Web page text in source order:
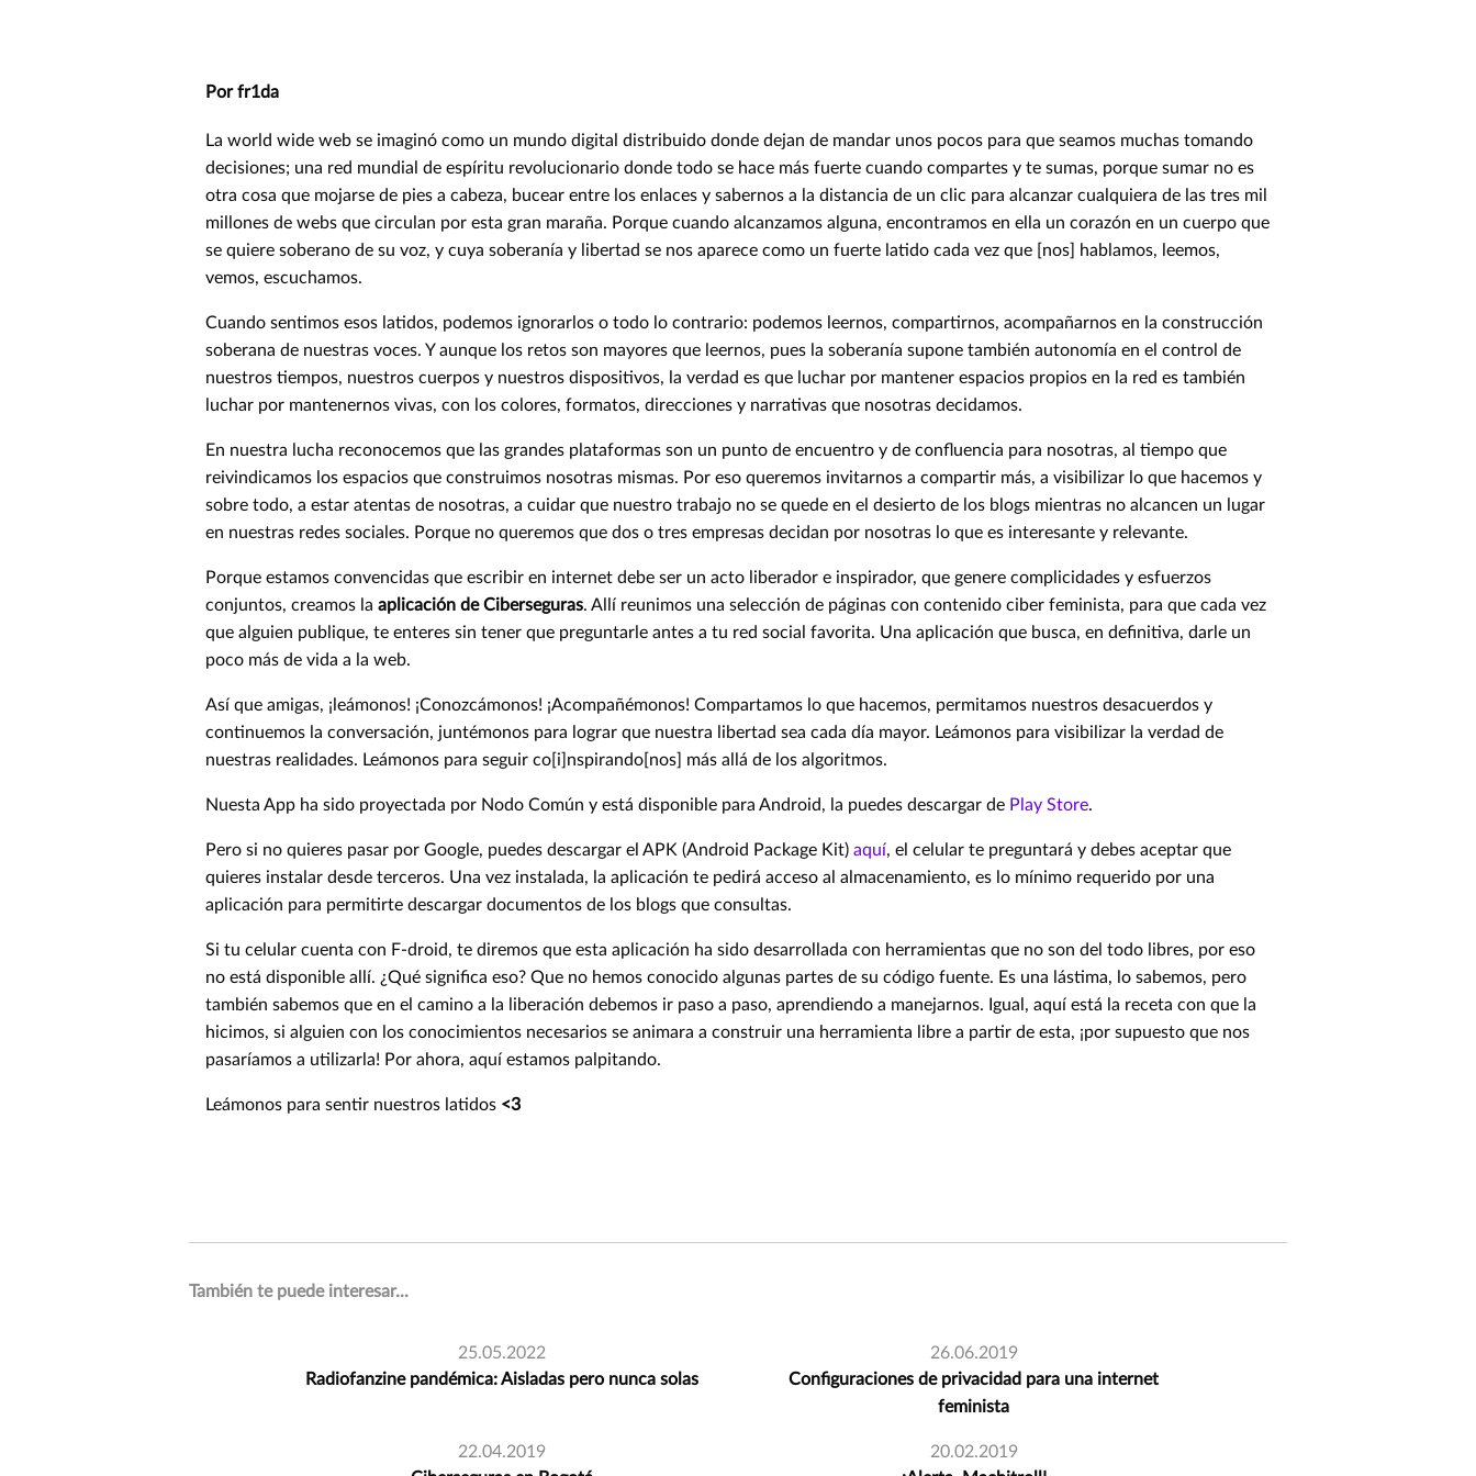
Por fr1da
La world wide web se imaginó como un mundo digital distribuido donde dejan de mandar unos pocos para que seamos muchas tomando
decisiones; una red mundial de espíritu revolucionario donde todo se hace más fuerte cuando compartes y te sumas, porque sumar no es
otra cosa que mojarse de pies a cabeza, bucear entre los enlaces y sabernos a la distancia de un clic para alcanzar cualquiera de las tres mil
millones de webs que circulan por esta gran maraña. Porque cuando alcanzamos alguna, encontramos en ella un corazón en un cuerpo que
se quiere soberano de su voz, y cuya soberanía y libertad se nos aparece como un fuerte latido cada vez que [nos] hablamos, leemos,
vemos, escuchamos.
Cuando sentimos esos latidos, podemos ignorarlos o todo lo contrario: podemos leernos, compartirnos, acompañarnos en la construcción
soberana de nuestras voces. Y aunque los retos son mayores que leernos, pues la soberanía supone también autonomía en el control de
nuestros tiempos, nuestros cuerpos y nuestros dispositivos, la verdad es que luchar por mantener espacios propios en la red es también
luchar por mantenernos vivas, con los colores, formatos, direcciones y narrativas que nosotras decidamos.
En nuestra lucha reconocemos que las grandes plataformas son un punto de encuentro y de confluencia para nosotras, al tiempo que
reivindicamos los espacios que construimos nosotras mismas. Por eso queremos invitarnos a compartir más, a visibilizar lo que hacemos y
sobre todo, a estar atentas de nosotras, a cuidar que nuestro trabajo no se quede en el desierto de los blogs mientras no alcancen un lugar
en nuestras redes sociales. Porque no queremos que dos o tres empresas decidan por nosotras lo que es interesante y relevante.
Porque estamos convencidas que escribir en internet debe ser un acto liberador e inspirador, que genere complicidades y esfuerzos
conjuntos, creamos la aplicación de Ciberseguras. Allí reunimos una selección de páginas con contenido ciber feminista, para que cada vez
que alguien publique, te enteres sin tener que preguntarle antes a tu red social favorita. Una aplicación que busca, en definitiva, darle un
poco más de vida a la web.
Así que amigas, ¡leámonos! ¡Conozcámonos! ¡Acompañémonos! Compartamos lo que hacemos, permitamos nuestros desacuerdos y
continuemos la conversación, juntémonos para lograr que nuestra libertad sea cada día mayor. Leámonos para visibilizar la verdad de
nuestras realidades. Leámonos para seguir co[i]nspirando[nos] más allá de los algoritmos.
Nuesta App ha sido proyectada por Nodo Común y está disponible para Android, la puedes descargar de Play Store.
Pero si no quieres pasar por Google, puedes descargar el APK (Android Package Kit) aquí, el celular te preguntará y debes aceptar que
quieres instalar desde terceros. Una vez instalada, la aplicación te pedirá acceso al almacenamiento, es lo mínimo requerido por una
aplicación para permitirte descargar documentos de los blogs que consultas.
Si tu celular cuenta con F-droid, te diremos que esta aplicación ha sido desarrollada con herramientas que no son del todo libres, por eso
no está disponible allí. ¿Qué significa eso? Que no hemos conocido algunas partes de su código fuente. Es una lástima, lo sabemos, pero
también sabemos que en el camino a la liberación debemos ir paso a paso, aprendiendo a manejarnos. Igual, aquí está la receta con que la
hicimos, si alguien con los conocimientos necesarios se animara a construir una herramienta libre a partir de esta, ¡por supuesto que nos
pasaríamos a utilizarla! Por ahora, aquí estamos palpitando.
Leámonos para sentir nuestros latidos <3
También te puede interesar...
25.05.2022
Radiofanzine pandémica: Aisladas pero nunca solas
26.06.2019
Configuraciones de privacidad para una internet
feminista
22.04.2019
20.02.2019